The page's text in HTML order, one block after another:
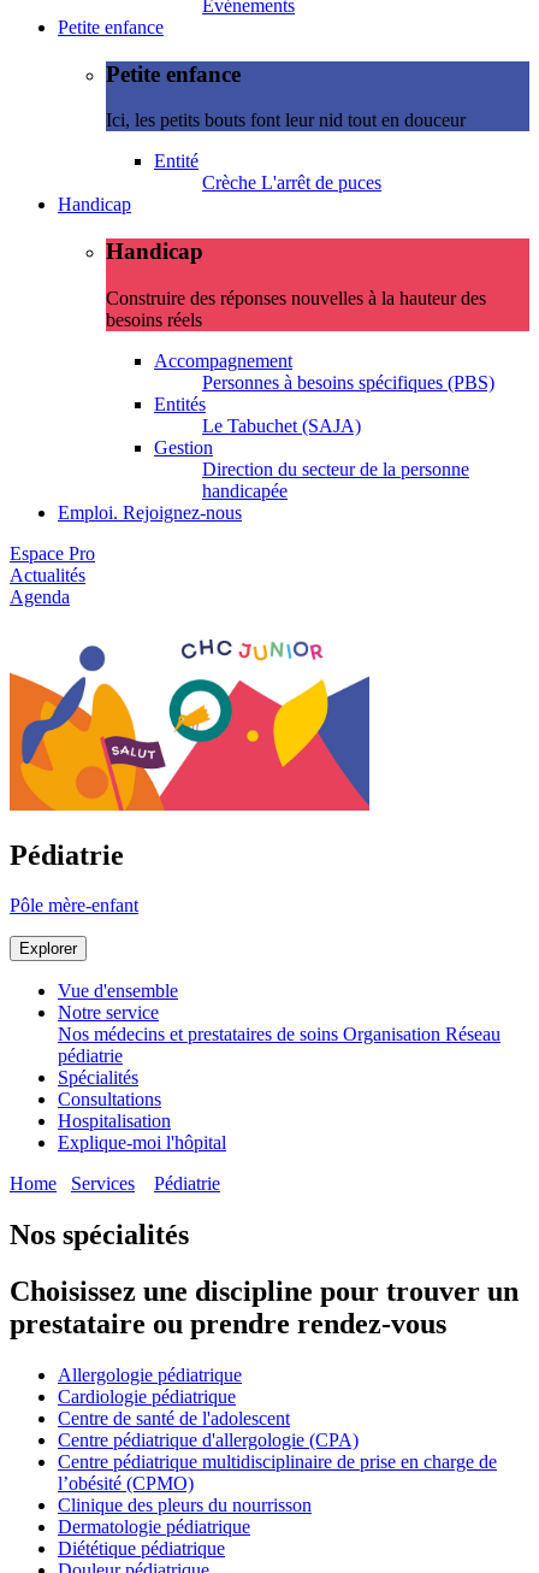
Evénements
Petite enfance
Petite enfance
Ici, les petits bouts font leur nid tout en douceur
Entité
Crèche L'arrêt de puces
Handicap
Handicap
Construire des réponses nouvelles à la hauteur des
besoins réels
Accompagnement
Personnes à besoins spécifiques (PBS)
Entités
Le Tabuchet (SAJA)
Gestion
Direction du secteur de la personne
handicapée
Emploi. Rejoignez-nous
Espace Pro
Actualités
Agenda
Pédiatrie
Pôle mère-enfant
Explorer
Vue d'ensemble
Notre service
Nos médecins et prestataires de soins Organisation Réseau
pédiatrie
Spécialités
Consultations
Hospitalisation
Explique-moi l'hôpital
Home
Services Pédiatrie
Nos spécialités
Choisissez une discipline pour trouver un
prestataire ou prendre rendez-vous
Allergologie pédiatrique
Cardiologie pédiatrique
Centre de santé de l'adolescent
Centre pédiatrique d'allergologie (CPA)
Centre pédiatrique multidisciplinaire de prise en charge de
l’obésité (CPMO)
Clinique des pleurs du nourrisson
Dermatologie pédiatrique
Diététique pédiatrique